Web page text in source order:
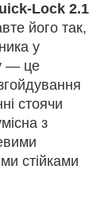
Lock 2.1
його так,
у
— це
стоячи
з
стійками